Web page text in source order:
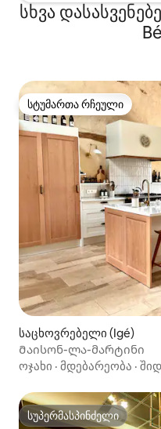
სხვა
სტუმართა რჩეული
სტუმართა რჩეული
საცხოვრებელი (Igé)
Მაისონ-ლა-მარტინი
ოჯახი · მდებარეობა ·
სუპერმასპინძელი
სუპერმასპინძელი